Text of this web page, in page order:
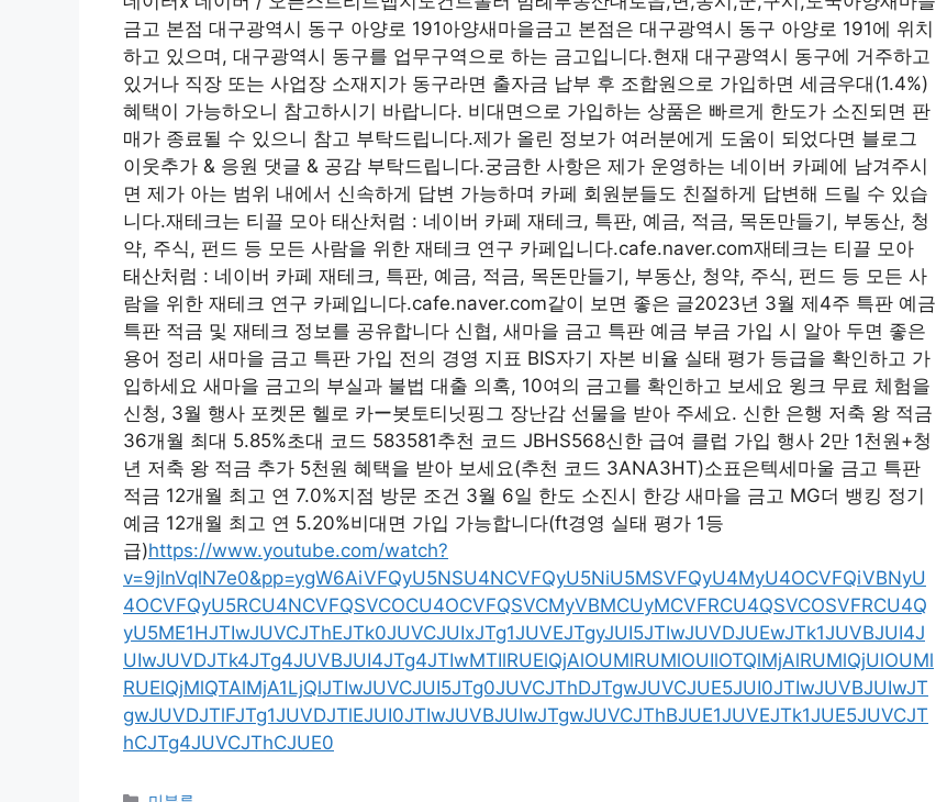
금고 본점 대구광역시 동구 아양로 191아양새마을금고 본점은 대구광역시 동구 아양로 191에 위치
하고 있으며, 대구광역시 동구를 업무구역으로 하는 금고입니다.현재 대구광역시 동구에 거주하고
있거나 직장 또는 사업장 소재지가 동구라면 출자금 납부 후 조합원으로 가입하면 세금우대(1.4%)
혜택이 가능하오니 참고하시기 바랍니다. 비대면으로 가입하는 상품은 빠르게 한도가 소진되면 판
매가 종료될 수 있으니 참고 부탁드립니다.제가 올린 정보가 여러분에게 도움이 되었다면 블로그
이웃추가 & 응원 댓글 & 공감 부탁드립니다.궁금한 사항은 제가 운영하는 네이버 카페에 남겨주시
면 제가 아는 범위 내에서 신속하게 답변 가능하며 카페 회원분들도 친절하게 답변해 드릴 수 있습
니다.재테크는 티끌 모아 태산처럼 : 네이버 카페 재테크, 특판, 예금, 적금, 목돈만들기, 부동산, 청
약, 주식, 펀드 등 모든 사람을 위한 재테크 연구 카페입니다.cafe.naver.com재테크는 티끌 모아
태산처럼 : 네이버 카페 재테크, 특판, 예금, 적금, 목돈만들기, 부동산, 청약, 주식, 펀드 등 모든 사
람을 위한 재테크 연구 카페입니다.cafe.naver.com같이 보면 좋은 글2023년 3월 제4주 특판 예금
특판 적금 및 재테크 정보를 공유합니다 신협, 새마을 금고 특판 예금 부금 가입 시 알아 두면 좋은
용어 정리 새마을 금고 특판 가입 전의 경영 지표 BIS자기 자본 비율 실태 평가 등급을 확인하고 가
입하세요 새마을 금고의 부실과 불법 대출 의혹, 10여의 금고를 확인하고 보세요 윙크 무료 체험을
신청, 3월 행사 포켓몬 헬로 카ー봇토티닛핑그 장난감 선물을 받아 주세요. 신한 은행 저축 왕 적금
36개월 최대 5.85%초대 코드 583581추천 코드 JBHS568신한 급여 클럽 가입 행사 2만 1천원+청
년 저축 왕 적금 추가 5천원 혜택을 받아 보세요(추천 코드 3ANA3HT)소표은텍세마울 금고 특판
적금 12개월 최고 연 7.0%지점 방문 조건 3월 6일 한도 소진시 한강 새마을 금고 MG더 뱅킹 정기
예금 12개월 최고 연 5.20%비대면 가입 가능합니다(ft경영 실태 평가 1등
급)https://www.youtube.com/watch?
v=9jlnVqlN7e0&pp=ygW6AiVFQyU5NSU4NCVFQyU5NiU5MSVFQyU4MyU4OCVFQiVBNyU
4OCVFQyU5RCU4NCVFQSVCOCU4OCVFQSVCMyVBMCUyMCVFRCU4QSVCOSVFRCU4Q
yU5ME1HJTIwJUVCJThEJTk0JUVCJUIxJTg1JUVEJTgyJUI5JTIwJUVDJUEwJTk1JUVBJUI4J
UIwJUVDJTk4JTg4JUVBJUI4JTg4JTIwMTIlRUElQjAlOUMlRUMlOUIlOTQlMjAlRUMlQjUlOUMl
RUElQjMlQTAlMjA1LjQlJTIwJUVCJUI5JTg0JUVCJThDJTgwJUVCJUE5JUI0JTIwJUVBJUIwJT
gwJUVDJTlFJTg1JUVDJTlEJUI0JTIwJUVBJUIwJTgwJUVCJThBJUE1JUVEJTk1JUE5JUVCJT
hCJTg4JUVCJThCJUE0